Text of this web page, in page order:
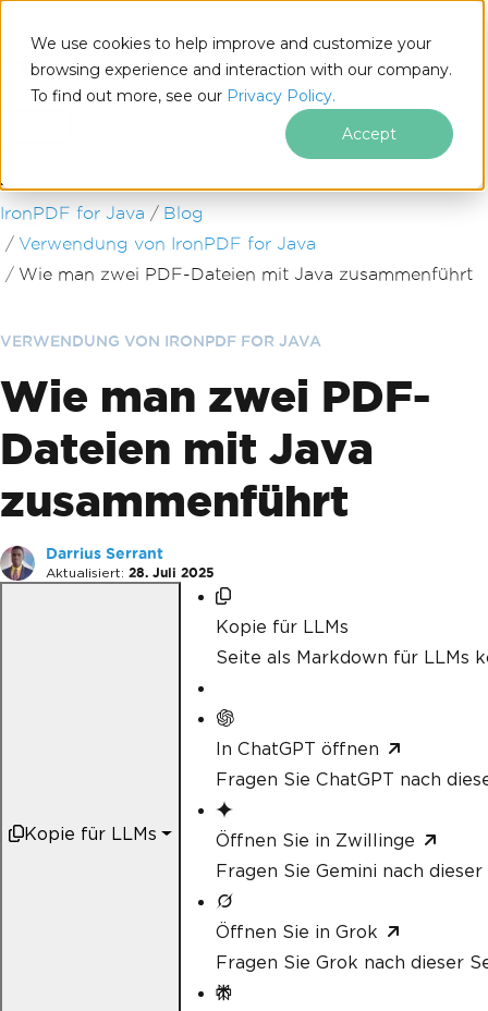
We use cookies to help improve and customize your
browsing experience and interaction with our company.
To find out more, see our Privacy Policy.
Accept
Zum Fußzeileninhalt springen
IronPDF for Java
Blog
Verwendung von IronPDF for Java
Wie man zwei PDF-Dateien mit Java zusammenführt
VERWENDUNG VON IRONPDF FOR JAVA
Wie man zwei PDF-
Dateien mit Java
zusammenführt
Darrius Serrant
Aktualisiert: 28. Juli 2025
Kopie für LLMs
Kopie für LLMs
Seite als Markdown für LLMs
In ChatGPT öffnen
Fragen Sie ChatGPT nach
Öffnen Sie in Zwillinge
Fragen Sie Gemini nach
Öffnen Sie in Grok
Fragen Sie Grok nach dieser